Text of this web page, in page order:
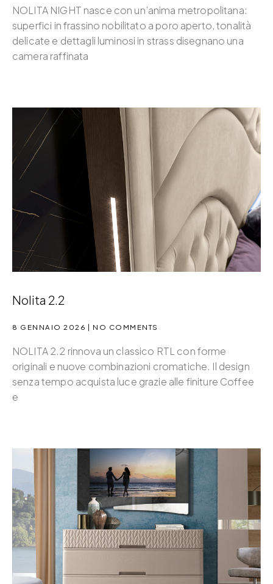
NOLITA NIGHT nasce con un’anima metropolitana:
superfici in frassino nobilitato a poro aperto, tonalità
delicate e dettagli luminosi in strass disegnano una
camera raffinata
Nolita 2.2
8 GENNAIO 2026 NO COMMENTS
NOLITA 2.2 rinnova un classico RTL con forme
originali e nuove combinazioni cromatiche. Il design
senza tempo acquista luce grazie alle finiture Coffee
e